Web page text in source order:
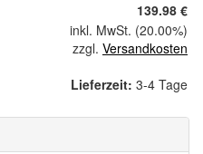
139.98 €
inkl. MwSt. (20.00%)
zzgl. Versandkosten
Lieferzeit: 3-4 Tage